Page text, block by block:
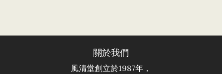
關於我們
風清堂創立於1987年，